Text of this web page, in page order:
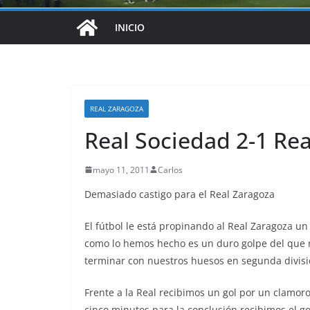
INICIO
REAL ZARAGOZA
Real Sociedad 2-1
mayo 11, 2011 Carlos
Demasiado castigo para el Real Zaragoza
El fútbol le está propinando al Real Zaragoza
como lo hemos hecho es un duro golpe del
terminar con nuestros huesos en segunda
Frente a la Real recibimos un gol por un